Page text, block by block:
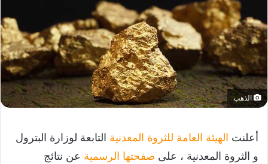
الذهب
أعلنت الهيئة العامة للثروة المعدنية التابعة لوزارة البترول
و الثروة المعدنية ، على صفحتها الرسمية عن نتائج